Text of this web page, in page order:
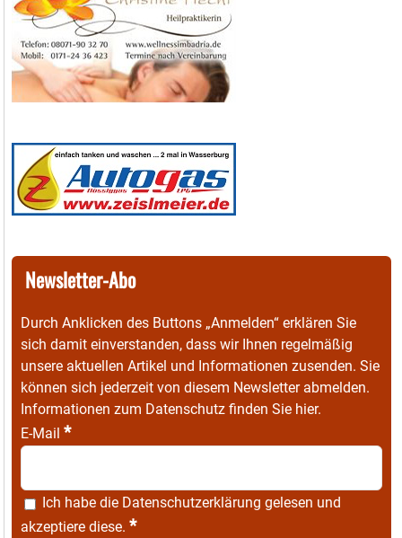
Newsletter-Abo
Durch Anklicken des Buttons „Anmelden“ erklären Sie
sich damit einverstanden, dass wir Ihnen regelmäßig
unsere aktuellen Artikel und Informationen zusenden. Sie
können sich jederzeit von diesem Newsletter abmelden.
Informationen zum Datenschutz finden Sie hier.
E-Mail *
Ich habe die Datenschutzerklärung gelesen und
akzeptiere diese. *